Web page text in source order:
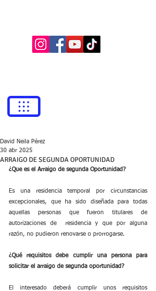
ARRAIGO DE SEGUNDA OPORTUNIDAD
David Neila Pérez
30 abr 2025
¿Que es el Arraigo de segunda Oportunidad?
Es una residencia temporal por circunstancias
excepcionales, que ha sido diseñada para todas
aquellas personas que fueron titulares de
autorizaciones de  residencia y que por alguna
razón, no pudieron renovarse o prorrogarse.
¿Qué requisitos debe cumplir una persona para
solicitar el arraigo de segunda oportunidad?
El interesado deberá cumplir unos requisitos